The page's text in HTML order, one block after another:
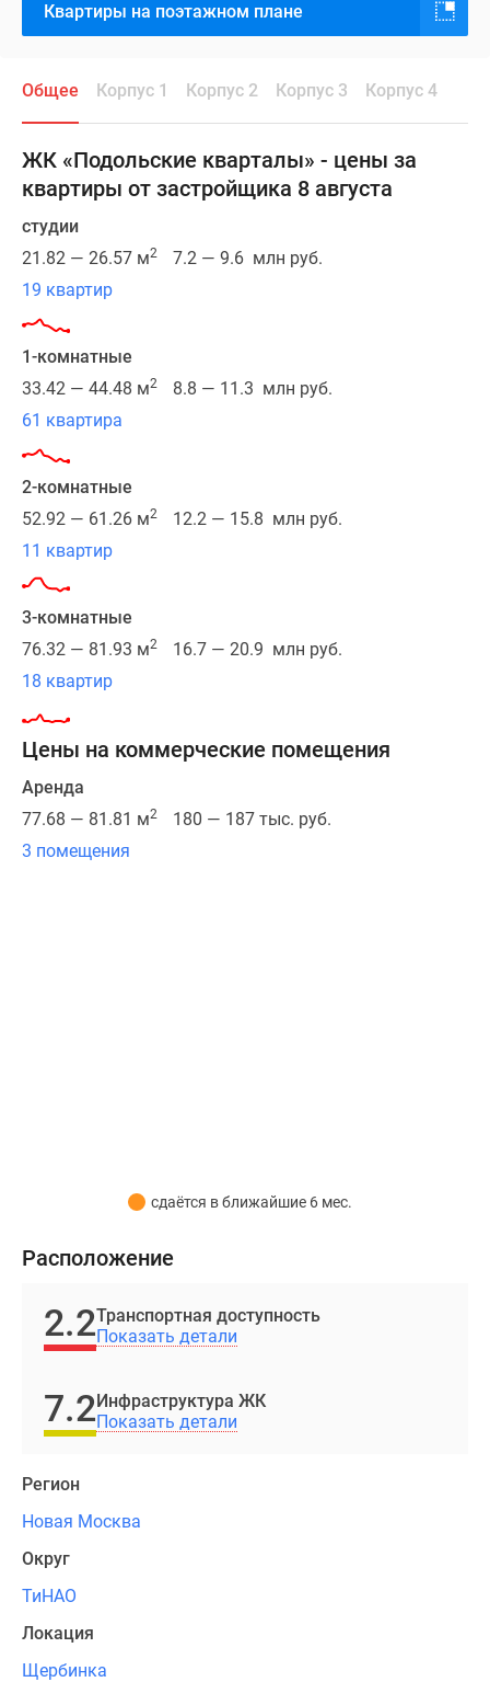
Рязановского
шоссе.
пешей
доступности
дома
расположено
несколько
остановок
транспорта,
за
8
минут
автомобиле
легко
добраться
до
железнодорожной
станции
«Силикатная».
Путь
до
центра
столицы
займёт
не
более
часа,
до
международного
7
этажей.
Фасады
клинкерным
светлым
с
яркими
акцентами,
корзины
кондиционеров
аккуратно
Квартиры на поэтажном плане
Общее Корпус 1 Корпус 2 Корпус 3 Корпус 4
ЖК «Подольские кварталы» - цены за
квартиры от застройщика 8 августа
студии
21.82 — 26.57 м2
7.2 — 9.6 млн руб.
19 квартир
1-комнатные
33.42 — 44.48 м2
8.8 — 11.3 млн руб.
61 квартира
2-комнатные
52.92 — 61.26 м2
12.2 — 15.8 млн руб.
11 квартир
3-комнатные
76.32 — 81.93 м2
16.7 — 20.9 млн руб.
18 квартир
Цены на коммерческие помещения
Аренда
77.68 — 81.81 м2
180 — 187 тыс. руб.
3 помещения
сдаётся в ближайшие 6 мес.
Расположение
2.2Транспортная доступность
Показать детали
7.2Инфраструктура ЖК
Показать детали
Регион
Новая Москва
Округ
ТиНАО
Локация
Щербинка